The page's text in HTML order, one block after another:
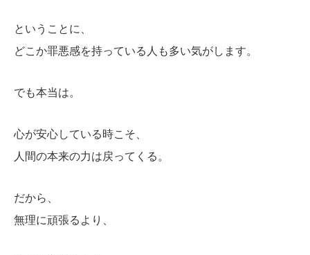
ということに、
どこか罪悪感を持っている人も多い気がします。
でも本当は。
心が安心している時こそ、
人間の本来の力は戻ってくる。
だから、
無理に頑張るより、